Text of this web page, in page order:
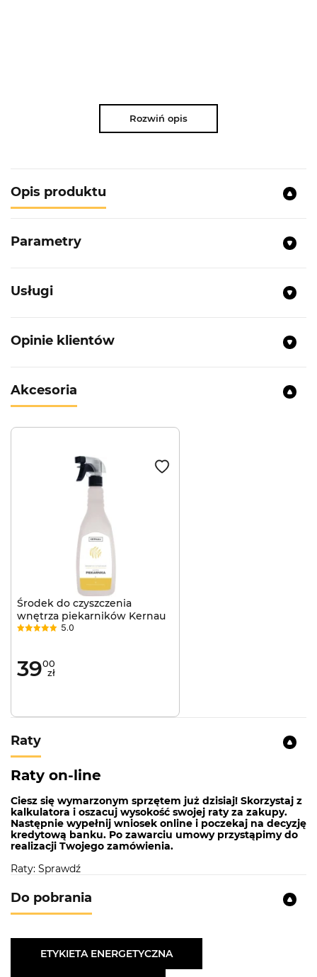
Rozwiń opis
Opis produktu
Parametry
Usługi
Opinie klientów
Akcesoria
Środek do czyszczenia
wnętrza piekarników Kernau
5.0
3900
zł
Raty
Raty on-line
Ciesz się wymarzonym sprzętem już dzisiaj! Skorzystaj z
kalkulatora i oszacuj wysokość swojej raty za zakupy.
Następnie wypełnij wniosek online i poczekaj na decyzję
kredytową banku. Po zawarciu umowy przystąpimy do
realizacji Twojego zamówienia.
Raty: Sprawdź
Do pobrania
ETYKIETA ENERGETYCZNA